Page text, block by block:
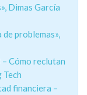
Dimas García
problemas»,
Cómo reclutan
Tech
financiera –